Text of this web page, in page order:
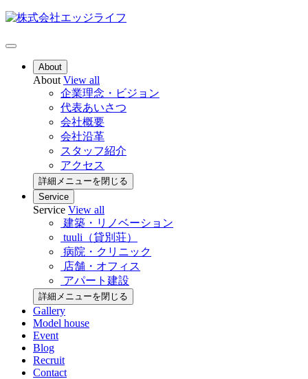
About
About View all
企業理念・ビジョン
代表あいさつ
会社概要
会社沿革
スタッフ紹介
アクセス
詳細メニューを閉じる
Service
Service View all
建築・リノベーション
tuuli（貸別荘）
病院・クリニック
店舗・オフィス
アパート建設
詳細メニューを閉じる
Gallery
Model house
Event
Blog
Recruit
Contact